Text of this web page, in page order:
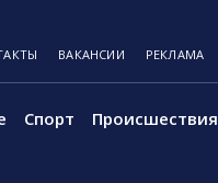
ВАКАНСИИ РЕКЛАМА
Спорт Происшествия